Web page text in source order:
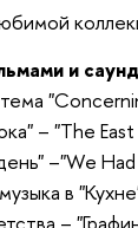
и
– "The
–"We
в